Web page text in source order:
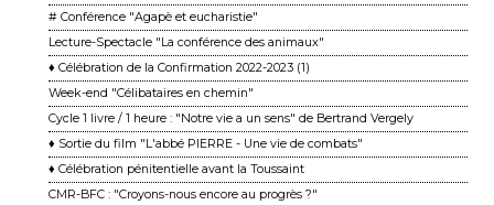
# Conférence "Agapè et eucharistie"
Lecture-Spectacle "La conférence des animaux"
♦ Célébration de la Confirmation 2022-2023 (1)
Week-end "Célibataires en chemin"
Cycle 1 livre / 1 heure : "Notre vie a un sens" de Bertrand Vergely
♦ Sortie du film "L'abbé PIERRE - Une vie de combats"
♦ Célébration pénitentielle avant la Toussaint
CMR-BFC : "Croyons-nous encore au progrès ?"